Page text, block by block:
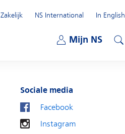
Mijn NS
Zakelijk
NS International
In English
Sociale media
Facebook
Instagram